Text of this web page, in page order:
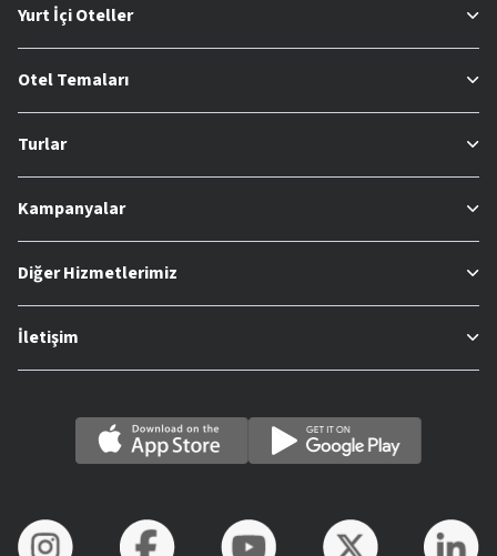
Yurt İçi Oteller
Otel Temaları
Turlar
Kampanyalar
Diğer Hizmetlerimiz
İletişim